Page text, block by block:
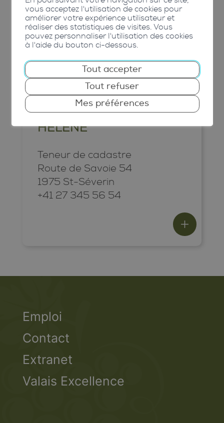
18h00
Parcelles de Conthey
VIRGINIE-THERESA
HÉLÈNE
Teneur de cadastre
Route de Savoie 54
1975 St-Séverin
+41 27 345 56 54
Emploi
Contact
Extranet
Valais Excellence
vous acceptez l'utilisation de cookies pour
améliorer votre expérience utilisateur et
réaliser des statistiques de visites. Vous
pouvez personnaliser l'utilisation des cookies
à l'aide du bouton ci-dessous.
Tout accepter
Tout refuser
Mes préférences